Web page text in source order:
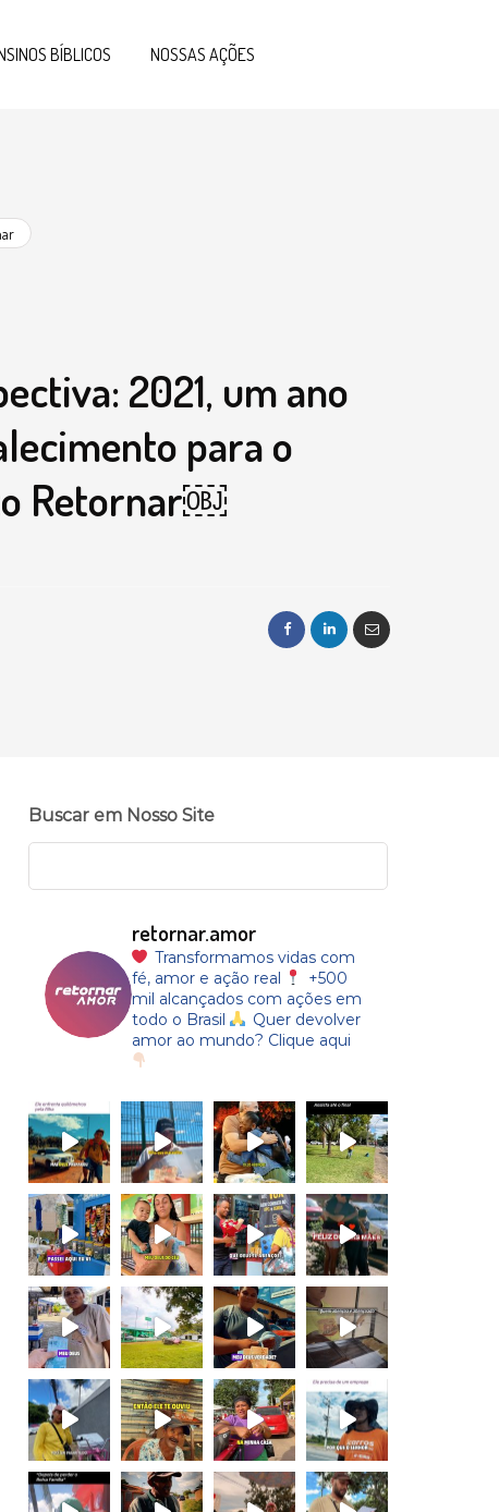
BÍBLICOS NOSSAS AÇÕES
2021, um ano
para o
Retornar￼
Buscar em Nosso Site
retornar.amor
Transformamos vidas com
fé, amor e ação real
+500
mil alcançados com ações em
todo o Brasil
Quer devolver
amor ao mundo? Clique aqui